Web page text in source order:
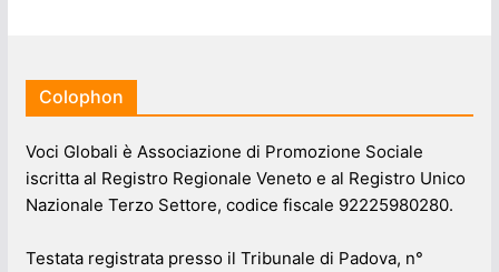
Colophon
Voci Globali è Associazione di Promozione Sociale
iscritta al Registro Regionale Veneto e al Registro Unico
Nazionale Terzo Settore, codice fiscale 92225980280.
Testata registrata presso il Tribunale di Padova, n°